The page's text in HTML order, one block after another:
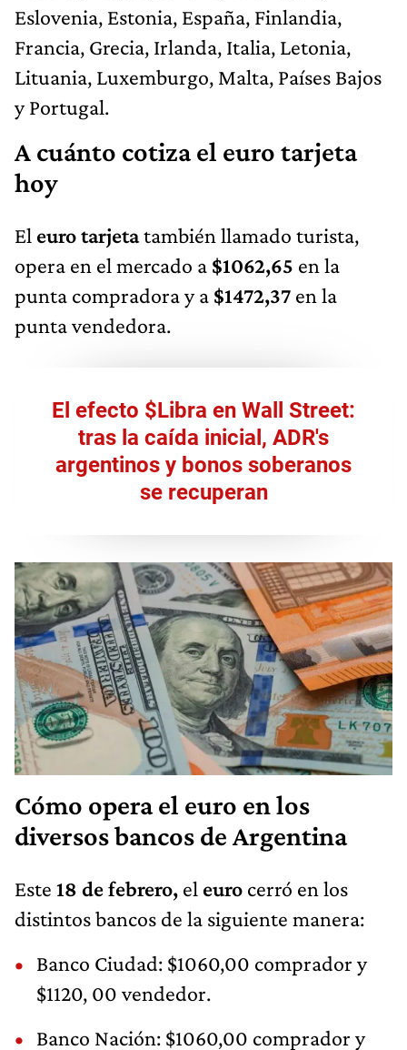
Eslovenia, Estonia, España, Finlandia,
Francia, Grecia, Irlanda, Italia, Letonia,
Lituania, Luxemburgo, Malta, Países Bajos
y Portugal.
A cuánto cotiza el euro tarjeta
hoy
El euro tarjetatambién llamado turista,
opera en el mercado a $1062,65 en la
punta compradora y a $1472,37 en la
punta vendedora.
El efecto $Libra en Wall Street:
tras la caída inicial, ADR's
argentinos y bonos soberanos
se recuperan
Cómo opera el euro en los
diversos bancos de Argentina
Este 18 de febrero, el euro cerró en los
distintos bancos de la siguiente manera:
Banco Ciudad: $1060,00 comprador y
$1120, 00 vendedor.
Banco Nación: $1060,00 comprador y